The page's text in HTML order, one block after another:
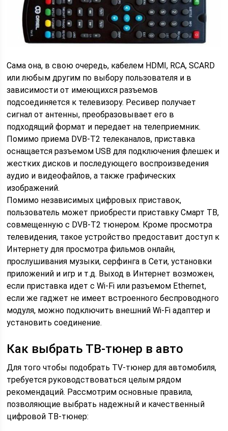
Сама она, в свою очередь, кабелем HDMI, RCA, SCARD
или любым другим по выбору пользователя и в
зависимости от имеющихся разъемов
подсоединяется к телевизору. Ресивер получает
сигнал от антенны, преобразовывает его в
подходящий формат и передает на телеприемник.
Помимо приема DVB-T2 телеканалов, приставка
оснащается разъемом USB для подключения флешек и
жестких дисков и последующего воспроизведения
аудио и видеофайлов, а также графических
изображений.
Помимо независимых цифровых приставок,
пользователь может приобрести приставку Смарт ТВ,
совмещенную с DVB-T2 тюнером. Кроме просмотра
телевидения, такое устройство предоставит доступ к
Интернету для просмотра фильмов онлайн,
прослушивания музыки, серфинга в Сети, установки
приложений и игр и т.д. Выход в Интернет возможен,
если приставка идет с Wi-Fi или разъемом Ethernet,
если же гаджет не имеет встроенного беспроводного
модуля, можно подключить внешний Wi-Fi адаптер и
установить соединение.
Как выбрать ТВ-тюнер в авто
Для того чтобы подобрать TV-тюнер для автомобиля,
требуется руководствоваться целым рядом
рекомендаций. Рассмотрим основные правила,
позволяющие выбрать надежный и качественный
цифровой ТВ-тюнер: